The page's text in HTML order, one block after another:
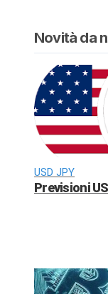
Novità da
USD JPY
Previsioni